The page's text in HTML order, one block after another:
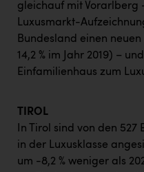
gleichauf mit Vorarlberg
Luxusmarkt-
Bundesland einen
14,2 % im Jahr 2019) –
Einfamilienhaus zum
TIROL
In Tirol sind von den 527
in der Luxusklasse
um -8,2 % weniger als